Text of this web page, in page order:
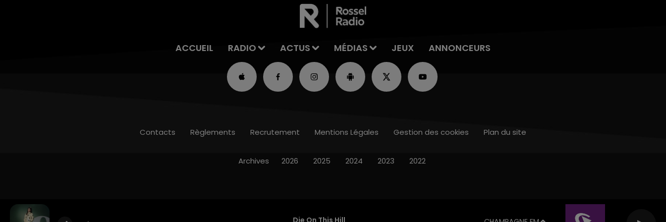
ACCUEIL RADIO ACTUS MÉDIAS JEUX ANNONCEURS
Die On This Hill
Contacts Règlements Recrutement Mentions Légales Gestion des cookies Plan du site
Archives 2026 2025 2024 2023 2022